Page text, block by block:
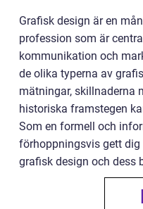
Grafisk design är en
profession som är
kommunikation och
de olika typerna av
mätningar, skillnaderna
historiska framstegen
Som en formell och
förhoppningsvis gett
grafisk design och dess